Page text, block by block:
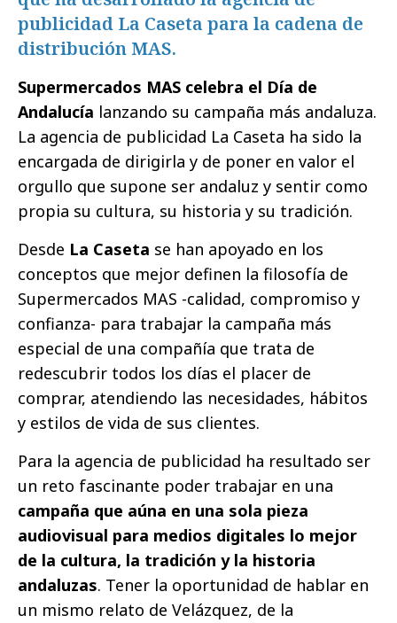
publicidad La Caseta para la cadena de
distribución MAS.
Supermercados MAS celebra el Día de
Andalucía lanzando su campaña más andaluza.
La agencia de publicidad La Caseta ha sido la
encargada de dirigirla y de poner en valor el
orgullo que supone ser andaluz y sentir como
propia su cultura, su historia y su tradición.
Desde La Caseta se han apoyado en los
conceptos que mejor definen la filosofía de
Supermercados MAS -calidad, compromiso y
confianza- para trabajar la campaña más
especial de una compañía que trata de
redescubrir todos los días el placer de
comprar, atendiendo las necesidades, hábitos
y estilos de vida de sus clientes.
Para la agencia de publicidad ha resultado ser
un reto fascinante poder trabajar en una
campaña que aúna en una sola pieza
audiovisual para medios digitales lo mejor
de la cultura, la tradición y la historia
andaluzas. Tener la oportunidad de hablar en
un mismo relato de Velázquez, de la